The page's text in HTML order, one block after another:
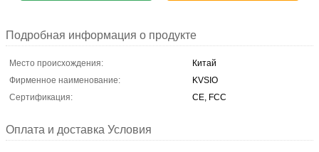
Подробная информация о продукте
Место происхождения:
Китай
Фирменное наименование:
KVSIO
Сертификация:
CE, FCC
Оплата и доставка Условия